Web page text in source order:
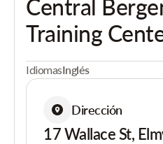
Central
Training
IdiomasInglés
Dirección
17 Wallace St,